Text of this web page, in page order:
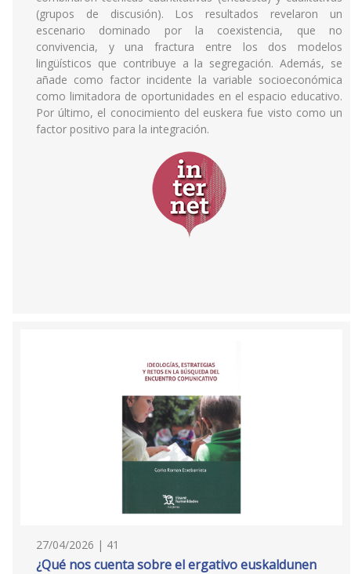
(grupos de discusión). Los resultados revelaron un
escenario dominado por la coexistencia, que no
convivencia, y una fractura entre los dos modelos
lingüísticos que contribuye a la segregación. Además, se
añade como factor incidente la variable socioeconómica
como limitadora de oportunidades en el espacio educativo.
Por último, el conocimiento del euskera fue visto como un
factor positivo para la integración.
27/04/2026 | 41
¿Qué nos cuenta sobre el ergativo euskaldunen